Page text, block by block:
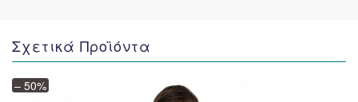
Σχετικά Προϊόντα
– 50%